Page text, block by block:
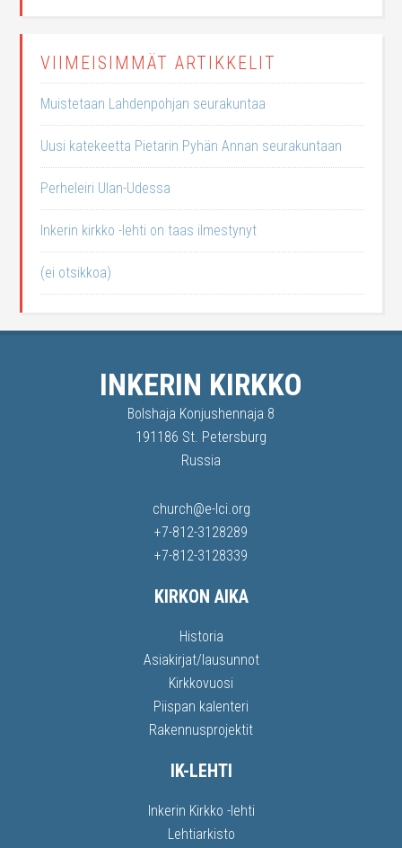
VIIMEISIMMÄT ARTIKKELIT
Muistetaan Lahdenpohjan seurakuntaa
Uusi katekeetta Pietarin Pyhän Annan seurakuntaan
Perheleiri Ulan-Udessa
Inkerin kirkko -lehti on taas ilmestynyt
(ei otsikkoa)
INKERIN KIRKKO
Bolshaja Konjushennaja 8
191186 St. Petersburg
Russia
church@e-lci.org
+7-812-3128289
+7-812-3128339
KIRKON AIKA
Historia
Asiakirjat/lausunnot
Kirkkovuosi
Piispan kalenteri
Rakennusprojektit
IK-LEHTI
Inkerin Kirkko -lehti
Lehtiarkisto